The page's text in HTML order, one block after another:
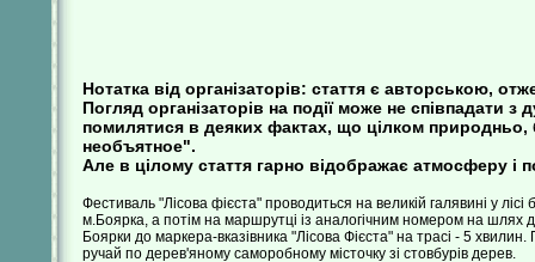
Нотатка від організаторів: стаття є авторською,
Погляд організаторів на події може не співпадати
помилятися в деяких фактах, що цілком
необъятное".
Але в цілому стаття гарно відображає атмосферу і
Фестиваль "Лісова фієста" проводиться на великій галявині у
м.Боярка, а потім на маршрутці із аналогічним номером на шлях
Боярки до маркера-вказівника "Лісова Фієста" на трасі - 5
ручай по дерев'яному саморобному місточку зі стовбурів дерев.